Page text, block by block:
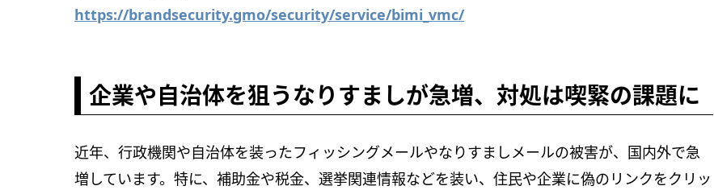
https://brandsecurity.gmo/security/service/bimi_vmc/
企業や自治体を狙うなりすましが急増、対処は喫緊の課題に
近年、行政機関や自治体を装ったフィッシングメールやなりすましメールの被害が、国内外で急
増しています。特に、補助金や税金、選挙関連情報などを装い、住民や企業に偽のリンクをクリッ